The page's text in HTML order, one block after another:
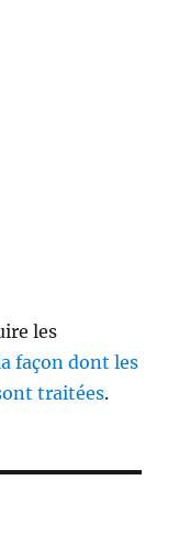
les
façon dont les
traitées.